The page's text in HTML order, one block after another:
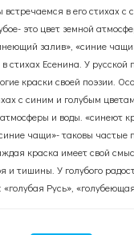
в его стихах с
это цвет земной
залив», «синие
стихах Есенина. У русской
краски своей поэзии.
с синим и голубым
и воды. «синеют
чащи»- таковы частые
краска имеет свой
и тишины. У голубого
«голубая Русь»,